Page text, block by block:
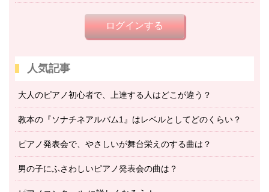
ログインする
人気記事
大人のピアノ初心者で、上達する人はどこが違う？
教本の『ソナチネアルバム1』はレベルとしてどのくらい？
ピアノ発表会で、やさしいが舞台栄えのする曲は？
男の子にふさわしいピアノ発表会の曲は？